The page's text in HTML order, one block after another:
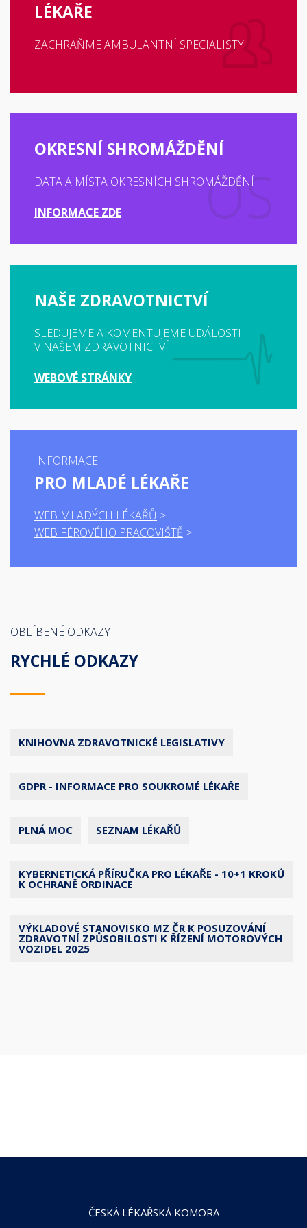
LÉKAŘE
ZACHRAŇME AMBULANTNÍ SPECIALISTY
OKRESNÍ SHROMÁŽDĚNÍ
DATA A MÍSTA OKRESNÍCH SHROMÁŽDĚNÍ
INFORMACE ZDE
NAŠE ZDRAVOTNICTVÍ
SLEDUJEME A KOMENTUJEME UDÁLOSTI
V NAŠEM ZDRAVOTNICTVÍ
WEBOVÉ STRÁNKY
INFORMACE
PRO MLADÉ LÉKAŘE
WEB MLADÝCH LÉKAŘŮ
WEB FÉROVÉHO PRACOVIŠTĚ
OBLÍBENÉ ODKAZY
RYCHLÉ ODKAZY
KNIHOVNA ZDRAVOTNICKÉ LEGISLATIVY
GDPR - INFORMACE PRO SOUKROMÉ LÉKAŘE
PLNÁ MOC SEZNAM LÉKAŘŮ
KYBERNETICKÁ PŘÍRUČKA PRO LÉKAŘE - 10+1 KROKŮ
K OCHRANĚ ORDINACE
VÝKLADOVÉ STANOVISKO MZ ČR K POSUZOVÁNÍ
ZDRAVOTNÍ ZPŮSOBILOSTI K ŘÍZENÍ MOTOROVÝCH
VOZIDEL 2025
ČESKÁ LÉKAŘSKÁ KOMORA